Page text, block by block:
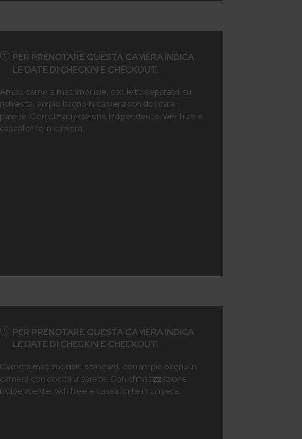
PER PRENOTARE QUESTA CAMERA INDICA
LE DATE DI CHECKIN E CHECKOUT.
Ampia camera matrimoniale, con letti separabili su
richiesta, ampio bagno in camera con doccia a
parete. Con climatizzazione indipendente, wifi free e
cassaforte in camera.
PER PRENOTARE QUESTA CAMERA INDICA
LE DATE DI CHECKIN E CHECKOUT.
Camera matrimoniale standard, con ampio bagno in
camera con doccia a parete. Con climatizzazione
indipendente, wifi free e cassaforte in camera.